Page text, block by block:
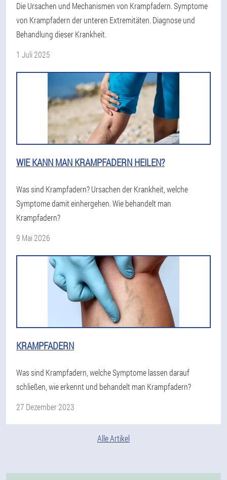
Die Ursachen und Mechanismen von Krampfadern. Symptome
von Krampfadern der unteren Extremitäten. Diagnose und
Behandlung dieser Krankheit.
1 Juli 2025
WIE KANN MAN KRAMPFADERN HEILEN?
Was sind Krampfadern? Ursachen der Krankheit, welche
Symptome damit einhergehen. Wie behandelt man
Krampfadern?
9 Mai 2026
KRAMPFADERN
Was sind Krampfadern, welche Symptome lassen darauf
schließen, wie erkennt und behandelt man Krampfadern?
27 Dezember 2023
Alle Artikel